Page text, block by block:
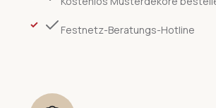
Festnetz-Beratungs-Hotline